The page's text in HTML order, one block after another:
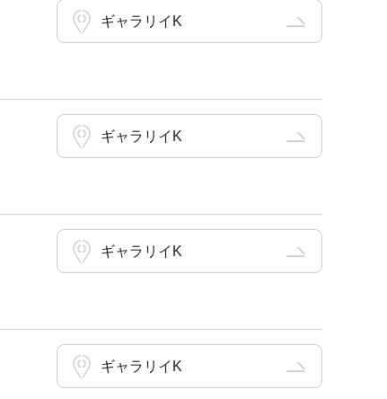
ギャラリイK
ギャラリイK
ギャラリイK
ギャラリイK